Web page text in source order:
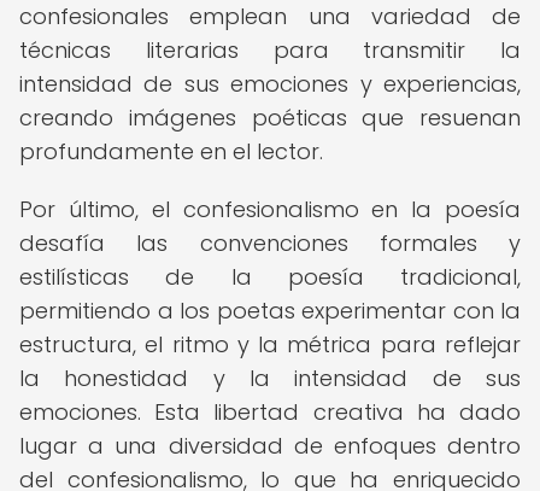
confesionales emplean una variedad de
técnicas literarias para transmitir la
intensidad de sus emociones y experiencias,
creando imágenes poéticas que resuenan
profundamente en el lector.
Por último, el confesionalismo en la poesía
desafía las convenciones formales y
estilísticas de la poesía tradicional,
permitiendo a los poetas experimentar con la
estructura, el ritmo y la métrica para reflejar
la honestidad y la intensidad de sus
emociones. Esta libertad creativa ha dado
lugar a una diversidad de enfoques dentro
del confesionalismo, lo que ha enriquecido